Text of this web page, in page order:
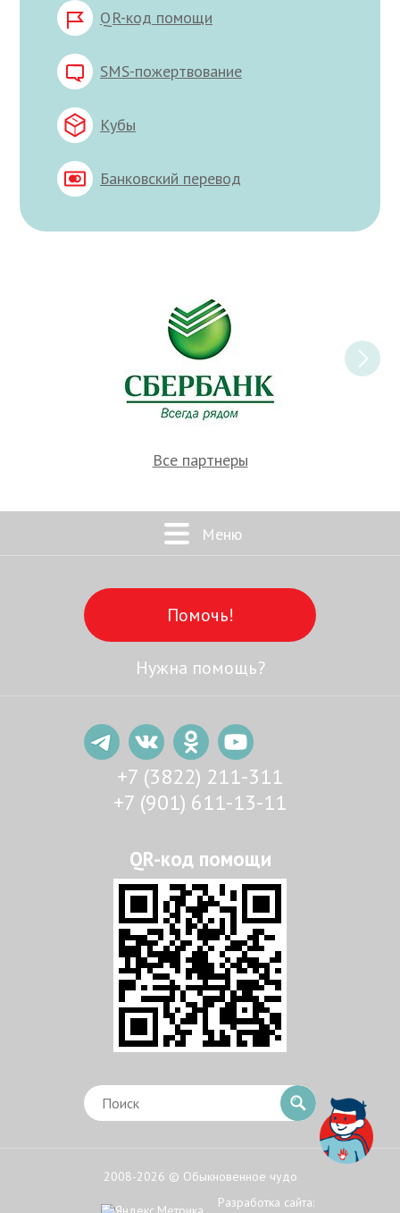
QR-код помощи
SMS-пожертвование
Кубы
Банковский перевод
Все партнеры
Меню
Помочь!
Нужна помощь?
+7 (3822) 211-311
+7 (901) 611-13-11
2008-2026 © Обыкновенное чудо
Разработка сайта: